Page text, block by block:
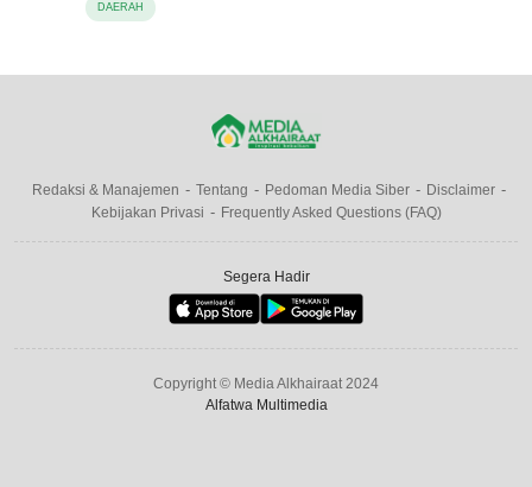
DAERAH
Redaksi & Manajemen Tentang Pedoman Media Siber
Disclaimer
Kebijakan Privasi
Frequently Asked Questions (FAQ)
Segera Hadir
Copyright © Media Alkhairaat 2024
Alfatwa Multimedia